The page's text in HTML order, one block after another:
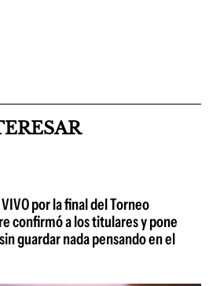
por la final del Torneo
confirmó a los titulares y pone
guardar nada pensando en el